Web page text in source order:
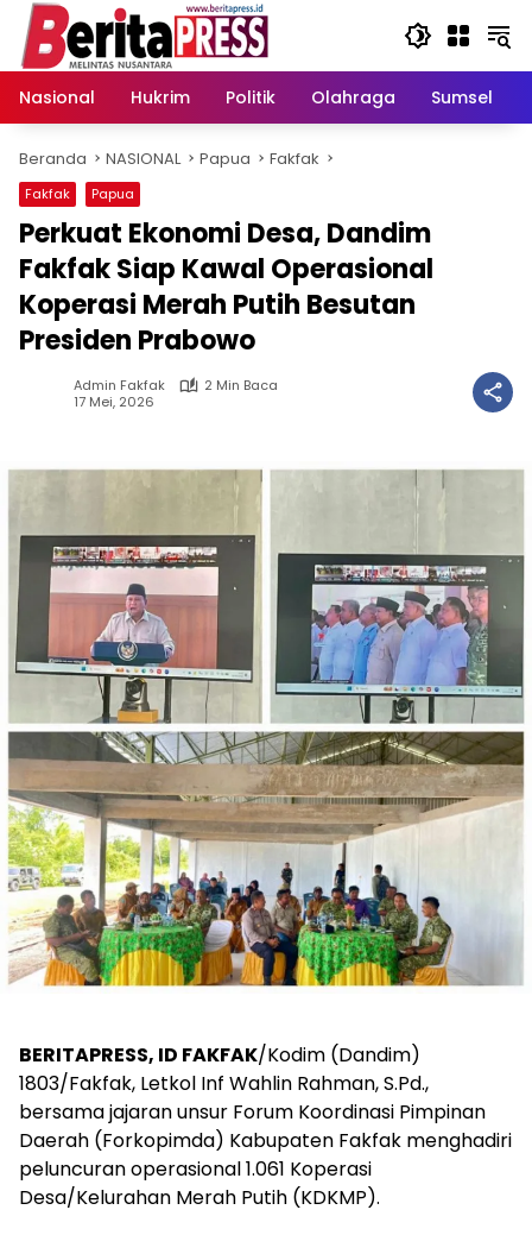
Langsung
konten
Nasional
Hukrim Politik Olahraga Sumsel
Beranda NASIONAL Papua Fakfak
Fakfak Papua
Perkuat Ekonomi Desa, Dandim
Fakfak Siap Kawal Operasional
Koperasi Merah Putih Besutan
Presiden Prabowo
Admin Fakfak
2 Min Baca
17 Mei, 2026
BERITAPRESS, ID FAKFAK/Kodim (Dandim)
1803/Fakfak, Letkol Inf Wahlin Rahman, S.Pd.,
bersama jajaran unsur Forum Koordinasi Pimpinan
Daerah (Forkopimda) Kabupaten Fakfak menghadiri
peluncuran operasional 1.061 Koperasi
Desa/Kelurahan Merah Putih (KDKMP).